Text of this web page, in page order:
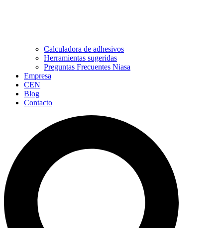
Calculadora de adhesivos
Herramientas sugeridas
Preguntas Frecuentes Niasa
Empresa
CEN
Blog
Contacto